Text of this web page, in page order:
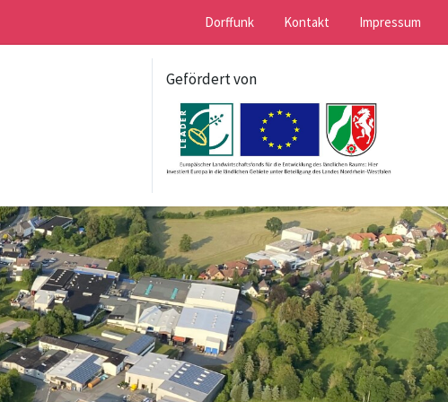
Dorffunk Kontakt Impressum
Gefördert von